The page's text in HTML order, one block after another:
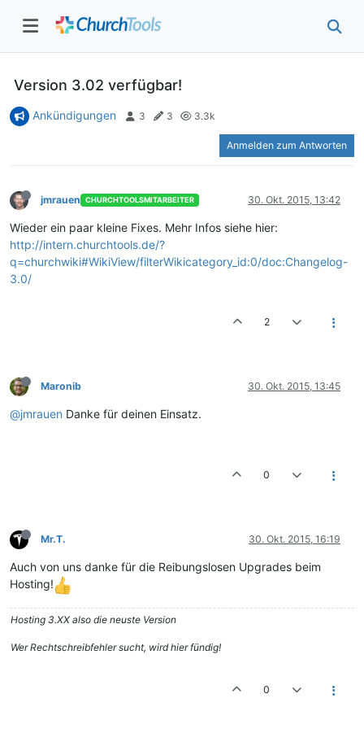
Version 3.02 verfügbar!
Ankündigungen 3 3 3.3k
Anmelden zum Antworten
jmrauen CHURCHTOOLSMITARBEITER 30. Okt. 2015, 13:42
Wieder ein paar kleine Fixes. Mehr Infos siehe hier:
http://intern.churchtools.de/?
q=churchwiki#WikiView/filterWikicategory_id:0/doc:Changelog-
3.0/
2
Maronib 30. Okt. 2015, 13:45
@jmrauen Danke für deinen Einsatz.
0
Mr.T. 30. Okt. 2015, 16:19
Auch von uns danke für die Reibungslosen Upgrades beim
Hosting!
Hosting 3.XX also die neuste Version
Wer Rechtschreibfehler sucht, wird hier fündig!
0